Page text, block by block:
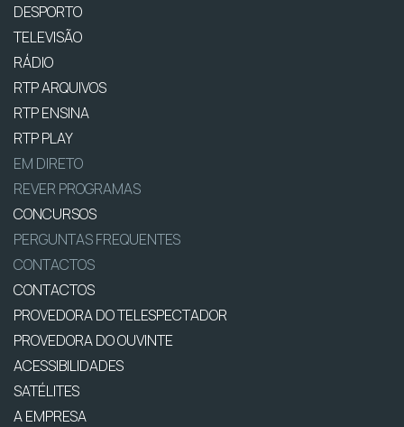
DESPORTO
TELEVISÃO
RÁDIO
RTP ARQUIVOS
RTP ENSINA
RTP PLAY
EM DIRETO
REVER PROGRAMAS
CONCURSOS
PERGUNTAS FREQUENTES
CONTACTOS
CONTACTOS
PROVEDORA DO TELESPECTADOR
PROVEDORA DO OUVINTE
ACESSIBILIDADES
SATÉLITES
A EMPRESA